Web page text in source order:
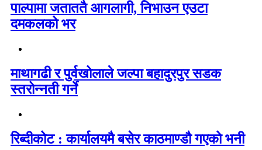
पाल्पामा जताततै आगलागी, निभाउन एउटा
दमकलको भर
माथागढी र पुर्वखोलाले जल्पा बहादुरपुर सडक
स्तरोन्नती गर्ने
रिब्दीकोट : कार्यालयमै बसेर काठमाण्डौ गएको भनी